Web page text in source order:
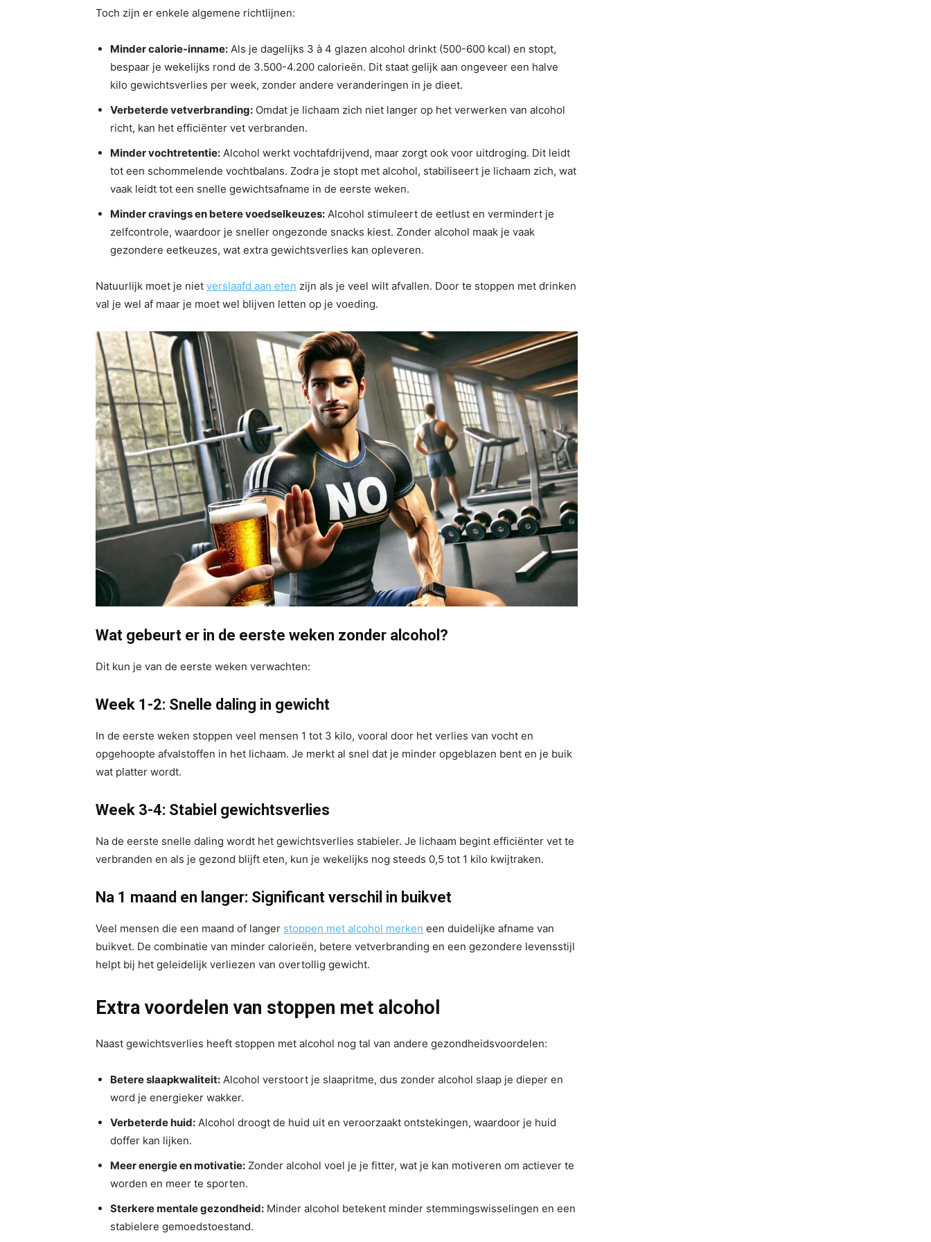
Toch zijn er enkele algemene richtlijnen:
Minder calorie-inname: Als je dagelijks 3 à 4 glazen alcohol drinkt (500-600 kcal) en stopt,
bespaar je wekelijks rond de 3.500-4.200 calorieën. Dit staat gelijk aan ongeveer een halve
kilo gewichtsverlies per week, zonder andere veranderingen in je dieet.
Verbeterde vetverbranding: Omdat je lichaam zich niet langer op het verwerken van alcohol
richt, kan het efficiënter vet verbranden.
Minder vochtretentie: Alcohol werkt vochtafdrijvend, maar zorgt ook voor uitdroging. Dit leidt
tot een schommelende vochtbalans. Zodra je stopt met alcohol, stabiliseert je lichaam zich, wat
vaak leidt tot een snelle gewichtsafname in de eerste weken.
Minder cravings en betere voedselkeuzes: Alcohol stimuleert de eetlust en vermindert je
zelfcontrole, waardoor je sneller ongezonde snacks kiest. Zonder alcohol maak je vaak
gezondere eetkeuzes, wat extra gewichtsverlies kan opleveren.
Natuurlijk moet je niet verslaafd aan eten zijn als je veel wilt afvallen. Door te stoppen met drinken
val je wel af maar je moet wel blijven letten op je voeding.
Wat gebeurt er in de eerste weken zonder alcohol?
Dit kun je van de eerste weken verwachten:
Week 1-2: Snelle daling in gewicht
In de eerste weken stoppen veel mensen 1 tot 3 kilo, vooral door het verlies van vocht en
opgehoopte afvalstoffen in het lichaam. Je merkt al snel dat je minder opgeblazen bent en je buik
wat platter wordt.
Week 3-4: Stabiel gewichtsverlies
Na de eerste snelle daling wordt het gewichtsverlies stabieler. Je lichaam begint efficiënter vet te
verbranden en als je gezond blijft eten, kun je wekelijks nog steeds 0,5 tot 1 kilo kwijtraken.
Na 1 maand en langer: Significant verschil in buikvet
Veel mensen die een maand of langer stoppen met alcohol merken een duidelijke afname van
buikvet. De combinatie van minder calorieën, betere vetverbranding en een gezondere levensstijl
helpt bij het geleidelijk verliezen van overtollig gewicht.
Extra voordelen van stoppen met alcohol
Naast gewichtsverlies heeft stoppen met alcohol nog tal van andere gezondheidsvoordelen:
Betere slaapkwaliteit: Alcohol verstoort je slaapritme, dus zonder alcohol slaap je dieper en
word je energieker wakker.
Verbeterde huid: Alcohol droogt de huid uit en veroorzaakt ontstekingen, waardoor je huid
doffer kan lijken.
Meer energie en motivatie: Zonder alcohol voel je je fitter, wat je kan motiveren om actiever te
worden en meer te sporten.
Sterkere mentale gezondheid: Minder alcohol betekent minder stemmingswisselingen en een
stabielere gemoedstoestand.